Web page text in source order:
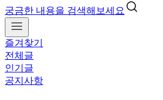
궁금한 내용을 검색해보세요
즐겨찾기
전체글
인기글
공지사항